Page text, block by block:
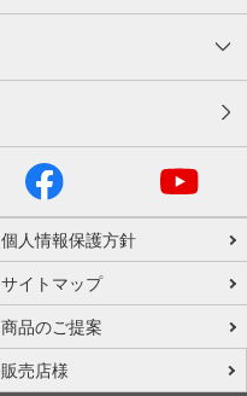
個人情報保護方針
サイトマップ
商品のご提案
販売店様